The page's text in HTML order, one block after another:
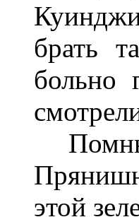
брать
больно
этой